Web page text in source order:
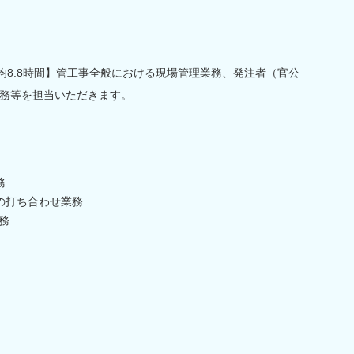
8.8時間】管工事全般における現場管理業務、発注者（官公
等を担当いただきます。
打ち合わせ業務